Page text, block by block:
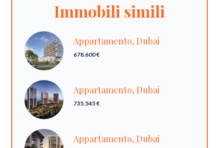
Immobili simili
Appartamento, Dubai
678.600 €
Appartamento, Dubai
735.545 €
Appartamento, Dubai